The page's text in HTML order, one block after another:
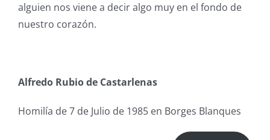
alguien nos viene a decir algo muy en el fondo de
nuestro corazón.
Alfredo Rubio de Castarlenas
Homilía de 7 de Julio de 1985 en Borges Blanques